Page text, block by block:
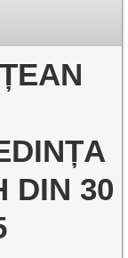
DIN 30